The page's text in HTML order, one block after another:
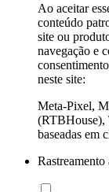
Ao aceitar
conteúdo
site ou
navegação e
neste site:
Meta-Pixel,
(RTBHouse),
baseadas em
Rastreamento